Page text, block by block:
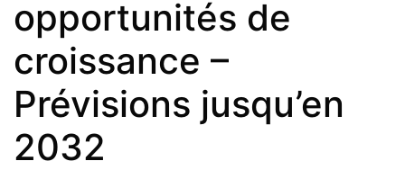
opportunités de
croissance –
Prévisions jusqu’en
2032